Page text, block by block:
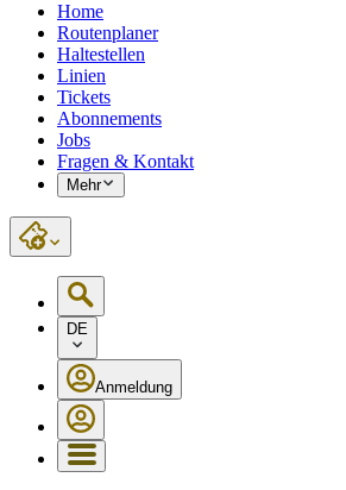
Home
Routenplaner
Haltestellen
Linien
Tickets
Abonnements
Jobs
Fragen & Kontakt
Mehr
DE
Anmeldung